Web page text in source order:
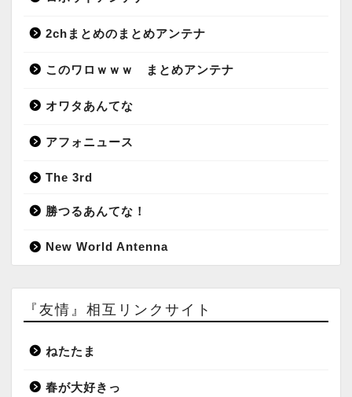
2chまとめのまとめアンテナ
このワロｗｗｗ まとめアンテナ
オワタあんてな
アフォニュース
The 3rd
勝つるあんてな！
New World Antenna
『友情』相互リンクサイト
ねたたま
春が大好きっ